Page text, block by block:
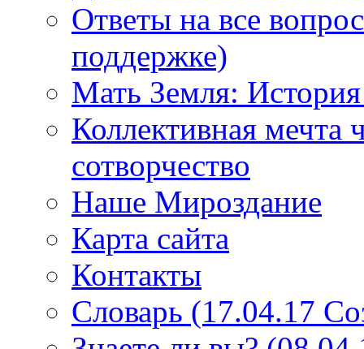
Ответы на все
поддержке)
Мать Земля: История
Коллективная мечта
сотворчество
Наше Мироздание
Карта сайта
Контакты
Словарь (17.04.17